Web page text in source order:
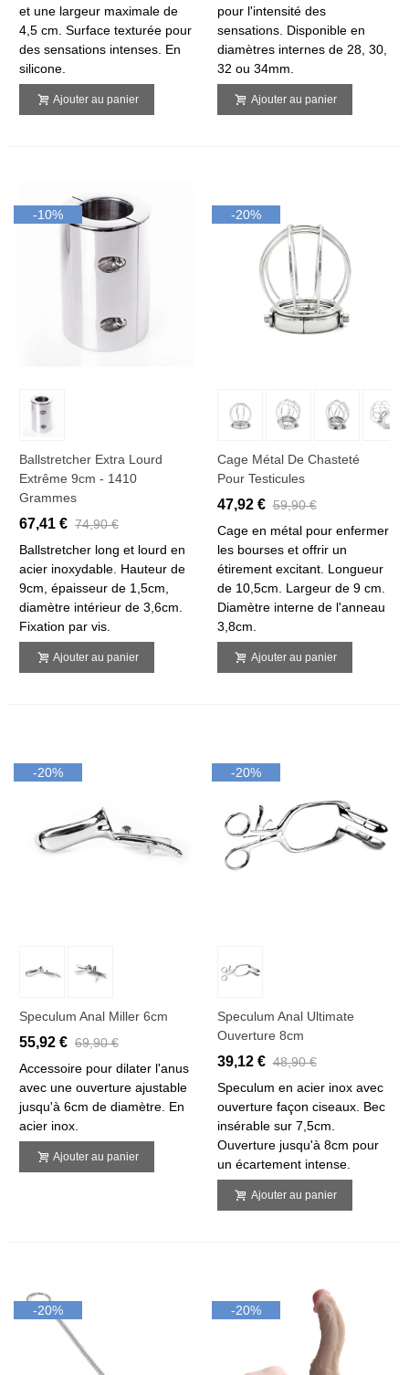
et une largeur maximale de
4,5 cm. Surface texturée pour
des sensations intenses. En
silicone.
Ajouter au panier
pour l'intensité des
sensations. Disponible en
diamètres internes de 28, 30,
32 ou 34mm.
Ajouter au panier
-10%
Ballstretcher Extra Lourd
Extrême 9cm - 1410
Grammes
67,41 € 74,90 €
Ballstretcher long et lourd en
acier inoxydable. Hauteur de
9cm, épaisseur de 1,5cm,
diamètre intérieur de 3,6cm.
Fixation par vis.
Ajouter au panier
-20%
Cage Métal De Chasteté
Pour Testicules
47,92 € 59,90 €
Cage en métal pour enfermer
les bourses et offrir un
étirement excitant. Longueur
de 10,5cm. Largeur de 9 cm.
Diamètre interne de l'anneau
3,8cm.
Ajouter au panier
-20%
Speculum Anal Miller 6cm
55,92 € 69,90 €
Accessoire pour dilater l'anus
avec une ouverture ajustable
jusqu'à 6cm de diamètre. En
acier inox.
Ajouter au panier
-20%
Speculum Anal Ultimate
Ouverture 8cm
39,12 € 48,90 €
Speculum en acier inox avec
ouverture façon ciseaux. Bec
insérable sur 7,5cm.
Ouverture jusqu'à 8cm pour
un écartement intense.
Ajouter au panier
-20% -20%